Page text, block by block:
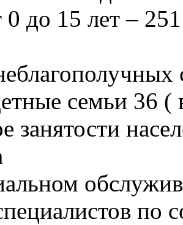
0 до 15 лет –
семьи 36 (
занятости
по